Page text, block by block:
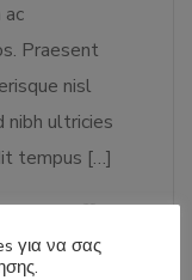
Praesent
nisl
nibh ultricies
tempus […]
51
για να σας